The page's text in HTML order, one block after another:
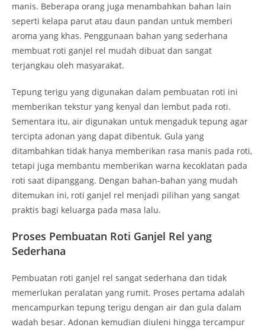
manis. Beberapa orang juga menambahkan bahan lain
seperti kelapa parut atau daun pandan untuk memberi
aroma yang khas. Penggunaan bahan yang sederhana
membuat roti ganjel rel mudah dibuat dan sangat
terjangkau oleh masyarakat.
Tepung terigu yang digunakan dalam pembuatan roti ini
memberikan tekstur yang kenyal dan lembut pada roti.
Sementara itu, air digunakan untuk mengaduk tepung agar
tercipta adonan yang dapat dibentuk. Gula yang
ditambahkan tidak hanya memberikan rasa manis pada roti,
tetapi juga membantu memberikan warna kecoklatan pada
roti saat dipanggang. Dengan bahan-bahan yang mudah
ditemukan ini, roti ganjel rel menjadi pilihan yang sangat
praktis bagi keluarga pada masa lalu.
Proses Pembuatan Roti Ganjel Rel yang
Sederhana
Pembuatan roti ganjel rel sangat sederhana dan tidak
memerlukan peralatan yang rumit. Proses pertama adalah
mencampurkan tepung terigu dengan air dan gula dalam
wadah besar. Adonan kemudian diuleni hingga tercampur